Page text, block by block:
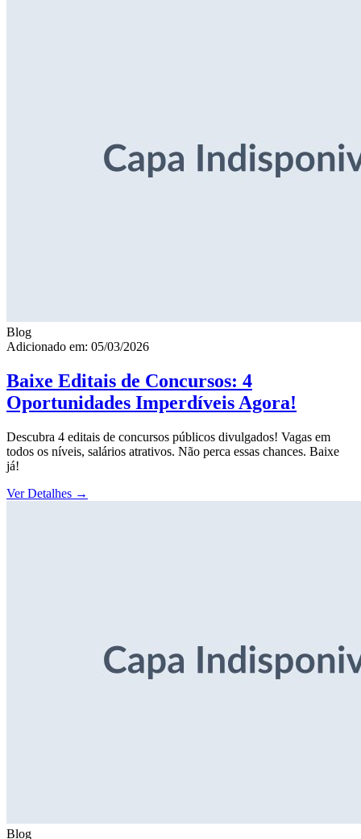
Blog
Adicionado em: 05/03/2026
Baixe Editais de Concursos: 4
Oportunidades Imperdíveis Agora!
Descubra 4 editais de concursos públicos divulgados! Vagas em
todos os níveis, salários atrativos. Não perca essas chances. Baixe
já!
Ver Detalhes →
Blog